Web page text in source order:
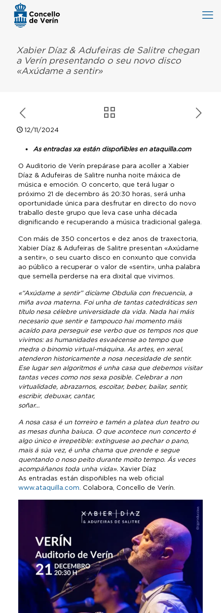
Xabier Díaz & Adufeiras de Salitre chegan
a Verín presentando o seu novo disco
«Axúdame a sentir»
12/11/2024
As entradas xa están dispoñibles en ataquilla.com
O Auditorio de Verín prepárase para acoller a Xabier
Díaz & Adufeiras de Salitre nunha noite máxica de
música e emoción. O concerto, que terá lugar o
próximo 21 de decembro ás 20:30 horas, será unha
oportunidade única para desfrutar en directo do novo
traballo deste grupo que leva case unha década
dignificando e recuperando a música tradicional galega.
Con máis de 350 concertos e dez anos de traxectoria,
Xabier Díaz & Adufeiras de Salitre presentan «Axúdame
a sentir», o seu cuarto disco en conxunto que convida
ao público a recuperar o valor de «sentir», unha palabra
que semella perderse na era dixital que vivimos.
«“Axúdame a sentir” dicíame Obdulia con frecuencia, a
miña avoa materna. Foi unha de tantas catedráticas sen
título nesa célebre universidade da vida. Nada hai máis
necesario que sentir e tampouco hai momento máis
acaído para perseguir ese verbo que os tempos nos que
vivimos: as humanidades esvaécense ao tempo que
medra o binomio virtual-máquina. As artes, en xeral,
atenderon historicamente a nosa necesidade de sentir.
Ese lugar sen algoritmos é unha casa que debemos visitar
tantas veces como nos sexa posible. Celebrar a non
virtualidade, abrazarnos, escoitar, beber, bailar, sentir,
escribir, debuxar, cantar,
soñar…
A nosa casa é un torreiro e tamén a platea dun teatro ou
as mesas dunha baiuca. O que acontece nun concerto é
algo único e irrepetible: extínguese ao pechar o pano,
mais á súa vez, é unha chama que prende e segue
quentando o noso peito durante moito tempo. Ás veces
acompáñanos toda unha vida».Xavier Díaz
As entradas están dispoñibles na web oficial
www.ataquilla.com. Colabora, Concello de Verín.